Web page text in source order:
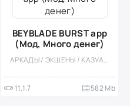
BEYBLADE BURST app
(Мод, Много денег)
АРКАДЫ / ЭКШЕНЫ / КАЗУАЛЬНЫЕ / МНОГОПОЛЬЗОВАТЕЛЬСКАЯ / СОРЕВНОВАТЕЛЬНАЯ / СТИЛИЗАЦИЯ / СПОРТИВНЫЕ / ОФЛАЙН / МОД / ВСТРОЕННЫЙ КЕШ / ТАКТИЧЕСКИЕ / НАСТОЛЬНЫЕ ИГРЫ / ОДНОПОЛЬЗОВАТЕЛЬСКИЕ
11.1.7 582 Mb